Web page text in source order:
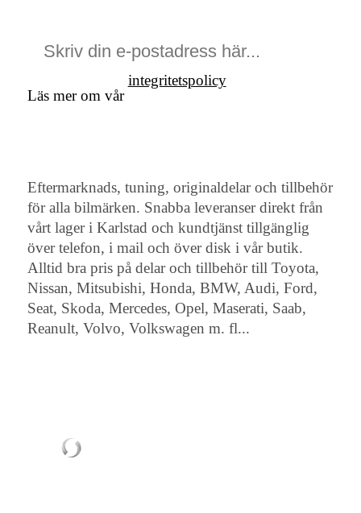
Läs mer om vår
integritetspolicy
Eftermarknads, tuning, originaldelar och tillbehör
för alla bilmärken. Snabba leveranser direkt från
vårt lager i Karlstad och kundtjänst tillgänglig
över telefon, i mail och över disk i vår butik.
Alltid bra pris på delar och tillbehör till Toyota,
Nissan, Mitsubishi, Honda, BMW, Audi, Ford,
Seat, Skoda, Mercedes, Opel, Maserati, Saab,
Reanult, Volvo, Volkswagen m. fl...